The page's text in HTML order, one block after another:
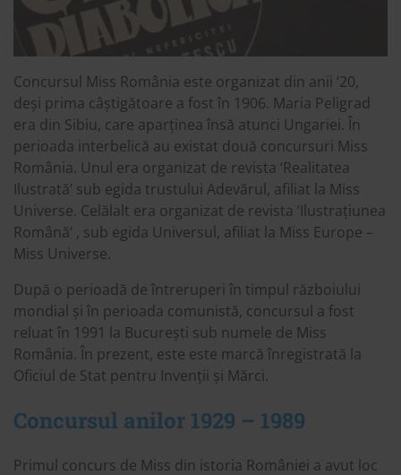
Concursul Miss România este organizat din anii ‘20,
deși prima câștigătoare a fost în 1906. Maria Peligrad
era din Sibiu, care aparținea însă atunci Ungariei. În
perioada interbelică au existat două concursuri Miss
România. Unul era organizat de revista ‘Realitatea
Ilustrată’ sub egida trustului Adevărul, afiliat la Miss
Universe. Celălalt era organizat de revista ‘Ilustrațiunea
Română’ , sub egida Universul, afiliat la Miss Europe –
Miss Universe.
După o perioadă de întreruperi în timpul războiului
mondial și în perioada comunistă, concursul a fost
reluat în 1991 la București sub numele de Miss
România. În prezent, este este marcă înregistrată la
Oficiul de Stat pentru Invenții și Mărci.
Concursul anilor 1929 – 1989
Primul concurs de Miss din istoria României a avut loc